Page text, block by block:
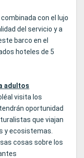
con el lujo
del servicio y a
barco en el
hoteles de 5
adultos
visita los
oportunidad
que viajan
y ecosistemas.
cosas sobre los